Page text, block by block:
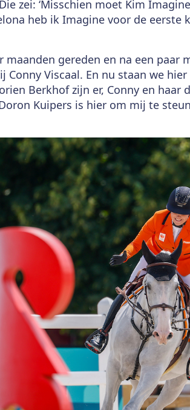
zei: ‘Misschien moet Kim
heb ik Imagine voor de eerste
maanden gereden en na een paar
Viscaal. En nu staan we
Berkhof zijn er, Conny en haar
Kuipers is hier om mij te